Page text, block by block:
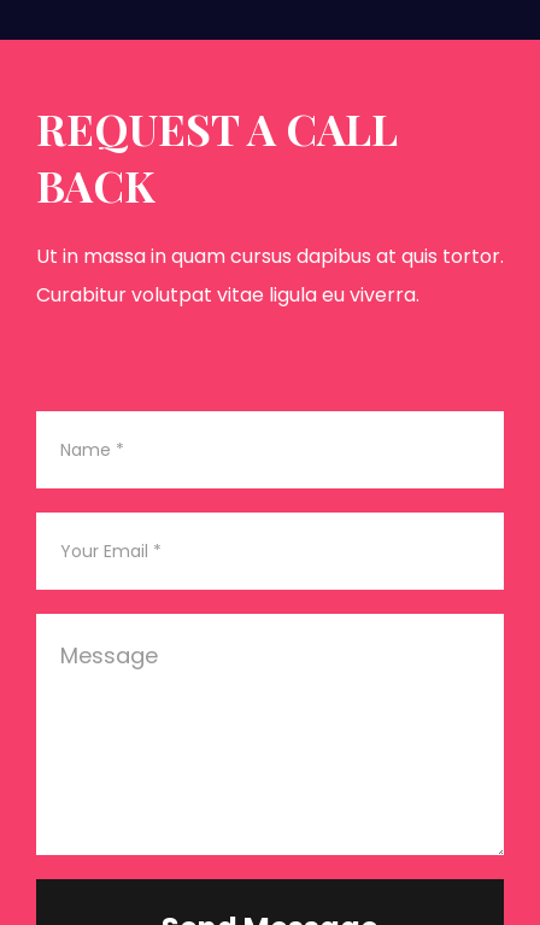
REQUEST A CALL
BACK
Ut in massa in quam cursus dapibus at quis tortor.
Curabitur volutpat vitae ligula eu viverra.